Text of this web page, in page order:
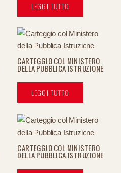
LEGGI TUTTO
CARTEGGIO COL MINISTERO
DELLA PUBBLICA ISTRUZIONE
LEGGI TUTTO
CARTEGGIO COL MINISTERO
DELLA PUBBLICA ISTRUZIONE